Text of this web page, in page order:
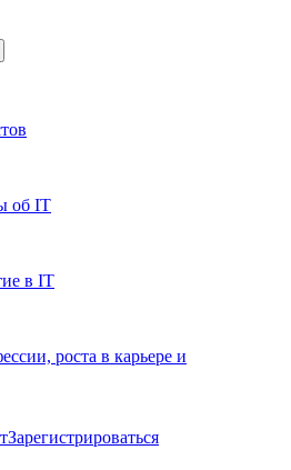
об IT
в IT
роста в карьере и
Зарегистрироваться